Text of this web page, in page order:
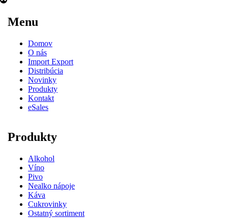
Menu
Domov
O nás
Import Export
Distribúcia
Novinky
Produkty
Kontakt
eSales
Produkty
Alkohol
Víno
Pivo
Nealko nápoje
Káva
Cukrovinky
Ostatný sortiment